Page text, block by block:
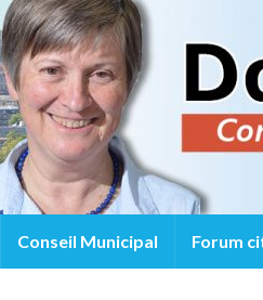
Conseil Municipal Forum